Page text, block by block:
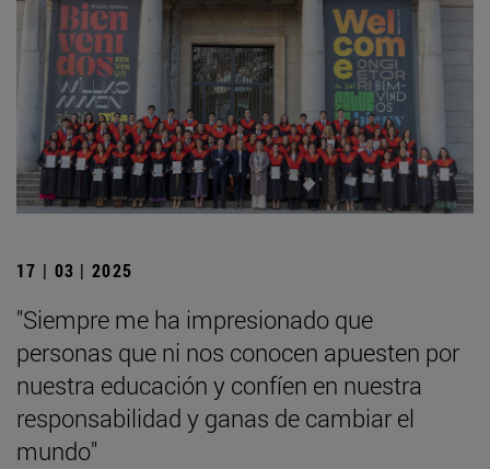
17 | 03 | 2025
"Siempre me ha impresionado que
personas que ni nos conocen apuesten por
nuestra educación y confíen en nuestra
responsabilidad y ganas de cambiar el
mundo"